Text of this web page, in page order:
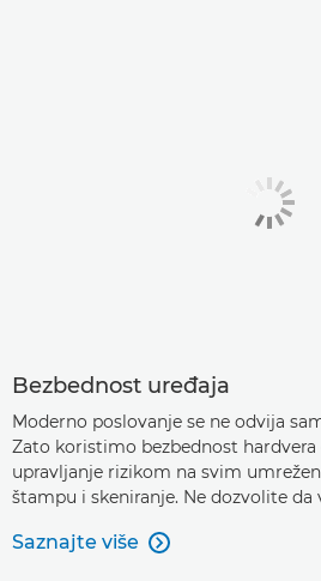
Bezbednost uređaja
Moderno poslovanje se ne odvija
Zato koristimo bezbednost hardvera
upravljanje rizikom na svim
štampu i skeniranje. Ne dozvolite da
Saznajte više 